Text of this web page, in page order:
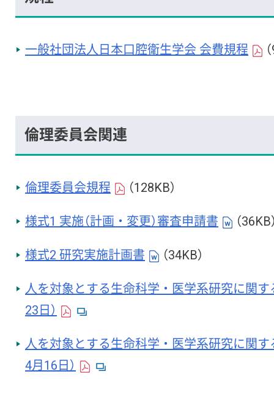
一般社団法人日本口腔衛生学会 会費規程
倫理委員会関連
倫理委員会規程 （128KB）
様式1 実施（計画・変更）審査申請書 （36KB
様式2 研究実施計画書 （34KB）
人を対象とする生命科学・医学系研究に関す
23日）
人を対象とする生命科学・医学系研究に関す
4月16日）